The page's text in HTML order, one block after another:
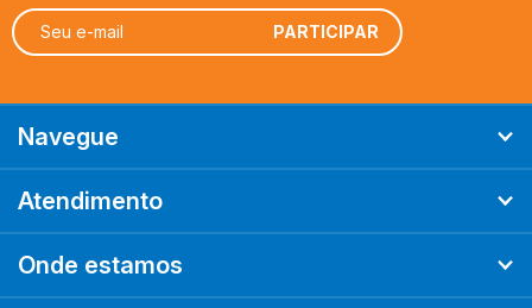
Navegue
Atendimento
Onde estamos